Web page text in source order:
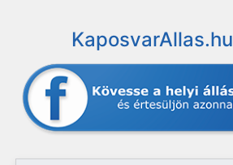
KaposvarAllas.hu